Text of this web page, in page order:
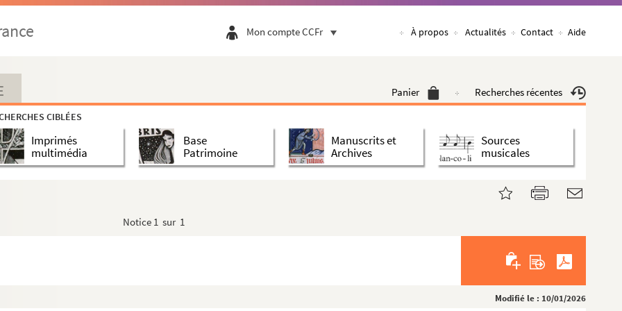
Mon compte CCFr À propos Actualités Contact Aide
Panier Recherches récentes
CIBLÉES
Imprimés
multimédia
Base
Patrimoine
Manuscrits et
Archives
Sources
musicales
Notice 1 sur 1
Modifié le : 10/01/2026